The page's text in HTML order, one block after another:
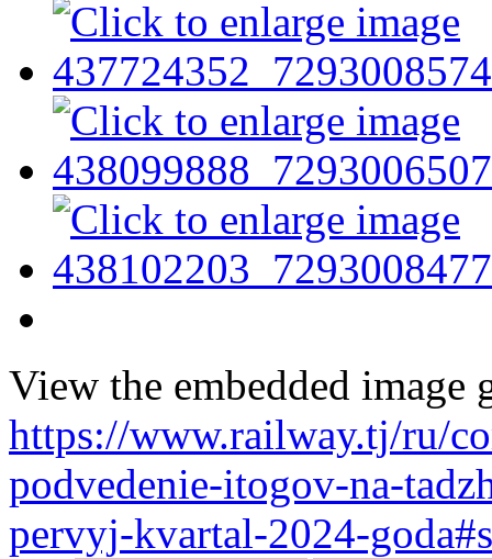
View the embedded image
https://www.railway.tj/ru/
podvedenie-itogov-na-
pervyj-kvartal-2024-